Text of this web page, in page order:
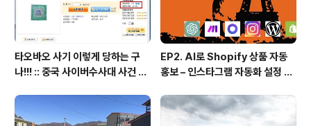
타오바오 사기 이렇게 당하는 구
나!!! :: 중국 사이버수사대 사건 접
EP2. AI로 Shopify 상품 자동
홍보 – 인스타그램 자동화 설정 방
소스 100% 공개)